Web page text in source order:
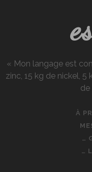
« Mon langage est
zinc, 15 kg de nickel,
de
À
…
…